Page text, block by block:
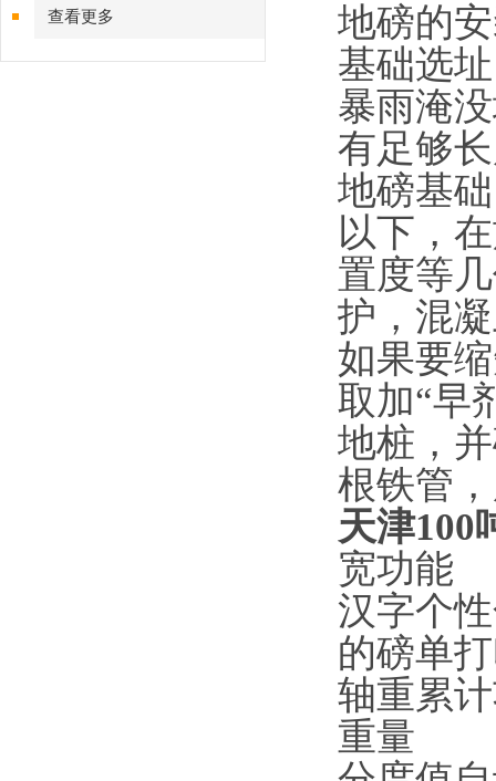
查看更多
地磅的
基础选
暴雨淹
有足够
地磅基
以下，
置度等
护，混
如果要
取加“早
地桩，
根铁管
天津100
宽功能
汉字个
的磅单
轴重累
重量